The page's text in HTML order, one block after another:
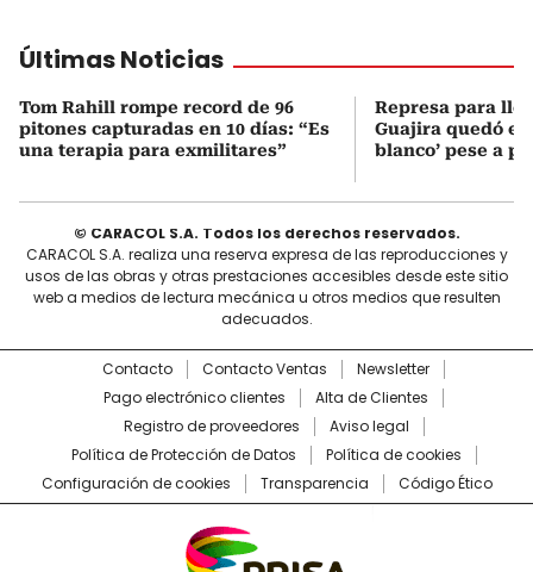
Últimas Noticias
Tom Rahill rompe record de 96
pitones capturadas en 10 días: “Es
una terapia para exmilitares”
Represa para
Guajira quedó en
blanco’ pese a
© CARACOL S.A. Todos los derechos reservados.
CARACOL S.A. realiza una reserva expresa de las reproducciones y
usos de las obras y otras prestaciones accesibles desde este sitio
web a medios de lectura mecánica u otros medios que resulten
adecuados.
Contacto Contacto Ventas
Newsletter
Pago electrónico clientes
Alta de Clientes
Registro de proveedores
Aviso legal
Política de Protección de Datos
Política de cookies
Configuración de cookies
Transparencia Código Ético